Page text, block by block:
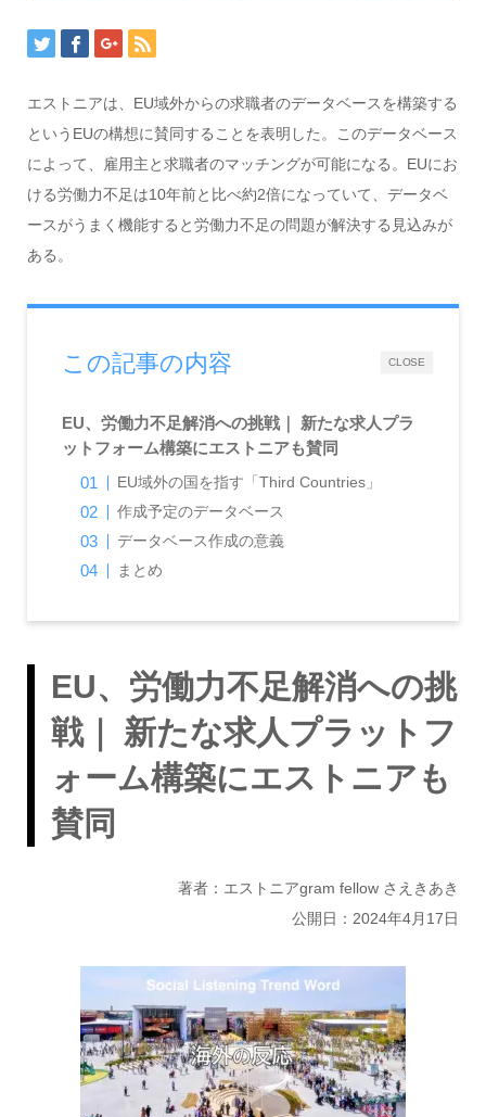
エストニアは、EU域外からの求職者のデータベースを構築する
というEUの構想に賛同することを表明した。このデータベース
によって、雇用主と求職者のマッチングが可能になる。EUにお
ける労働力不足は10年前と比べ約2倍になっていて、データベ
ースがうまく機能すると労働力不足の問題が解決する見込みが
ある。
CLOSE
この記事の内容
EU、労働力不足解消への挑戦｜ 新たな求人プラ
ットフォーム構築にエストニアも賛同
EU域外の国を指す「Third Countries」
作成予定のデータベース
データベース作成の意義
まとめ
EU、労働力不足解消への挑
戦｜ 新たな求人プラットフ
ォーム構築にエストニアも
賛同
著者：エストニアgram fellow さえきあき
公開日：2024年4月17日